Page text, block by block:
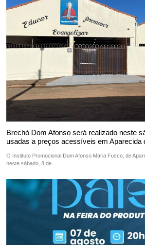
Brechó Dom Afonso será realizado neste
usadas a preços acessíveis em Aparecida
O Instituto Promocional Dom Afonso Maria Fusco, de
neste sábado, 8 de